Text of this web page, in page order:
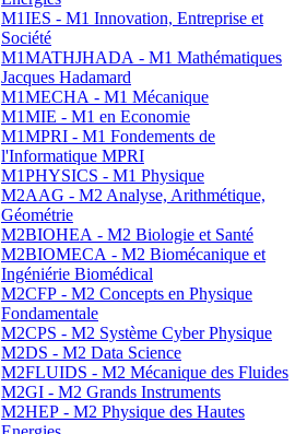
M1IES - M1 Innovation, Entreprise et
Société
M1MATHJHADA - M1 Mathématiques
Jacques Hadamard
M1MECHA - M1 Mécanique
M1MIE - M1 en Economie
M1MPRI - M1 Fondements de
l'Informatique MPRI
M1PHYSICS - M1 Physique
M2AAG - M2 Analyse, Arithmétique,
Géométrie
M2BIOHEA - M2 Biologie et Santé
M2BIOMECA - M2 Biomécanique et
Ingéniérie Biomédical
M2CFP - M2 Concepts en Physique
Fondamentale
M2CPS - M2 Système Cyber Physique
M2DS - M2 Data Science
M2FLUIDS - M2 Mécanique des Fluides
M2GI - M2 Grands Instruments
M2HEP - M2 Physique des Hautes